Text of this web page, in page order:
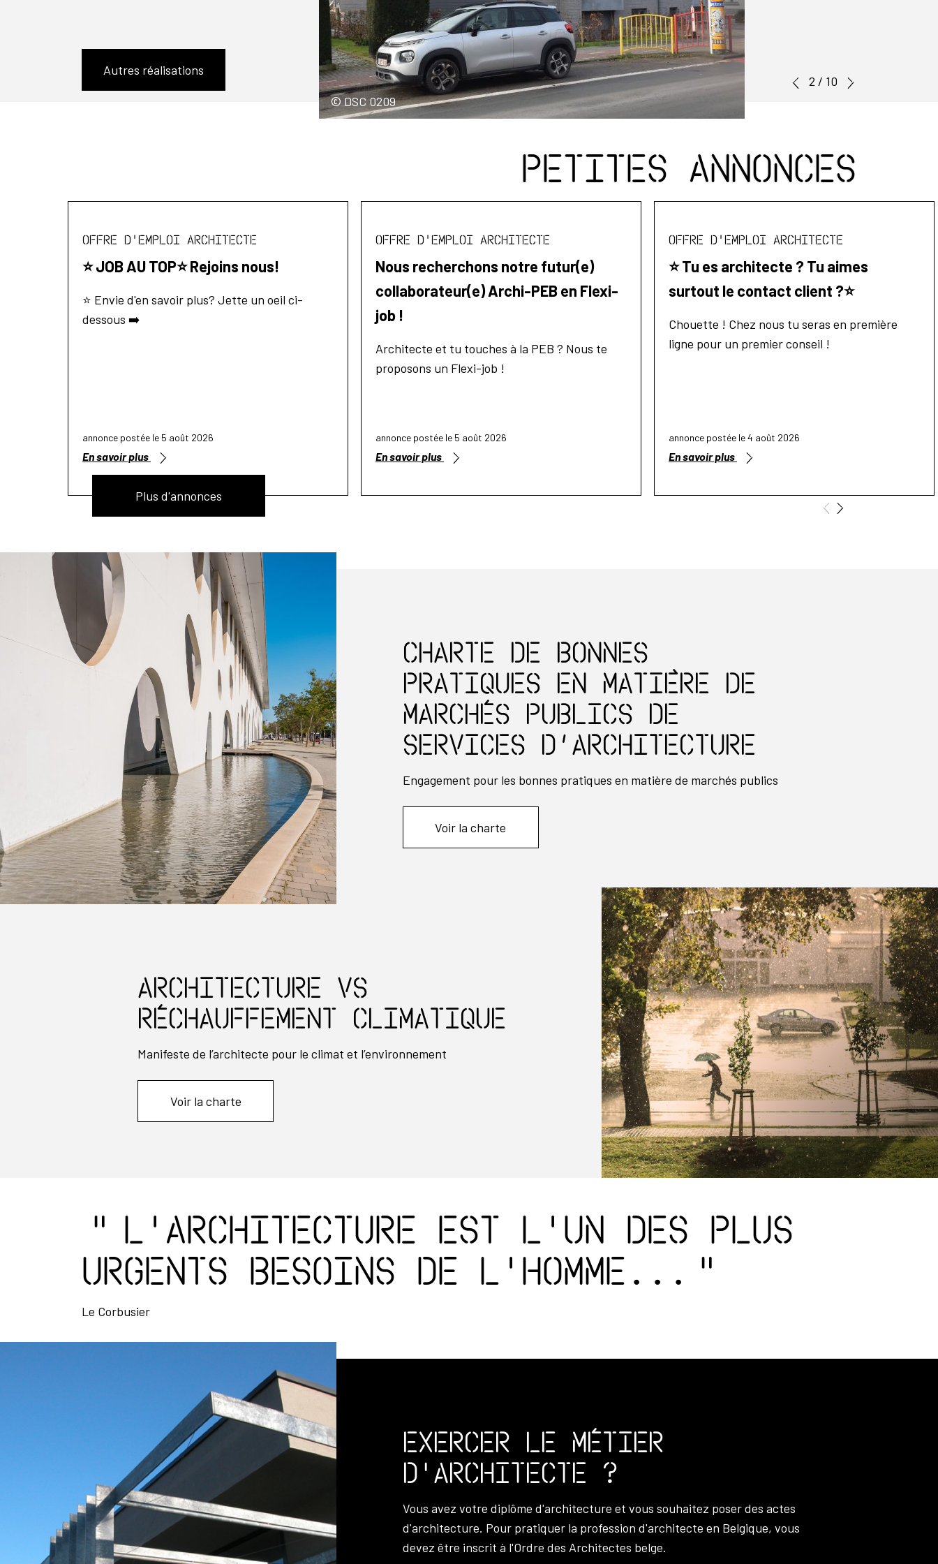
© DSC 0209
3 / 10
Autres réalisations
Petites annonces
Offre d'emploi Architecte
⭐️ JOB AU TOP⭐️ Rejoins nous!
⭐️ Envie d'en savoir plus? Jette un oeil ci-
dessous ➡️
annonce postée le 5 août 2026
En savoir plus
Offre d'emploi Architecte
Nous recherchons notre futur(e)
collaborateur(e) Archi-PEB en Flexi-
job !
Architecte et tu touches à la PEB ? Nous te
proposons un Flexi-job !
annonce postée le 5 août 2026
En savoir plus
Offre d'emploi Architecte
⭐️ Tu es architecte ? Tu aimes
surtout le contact client ?⭐
Chouette ! Chez nous tu seras en première
ligne pour un premier conseil !
annonce postée le 4 août 2026
En savoir plus
Plus d'annonces
Charte de bonnes
pratiques en matière de
marchés publics de
services d’architecture
Engagement pour les bonnes pratiques en matière de marchés publics
Voir la charte
ARCHITECTURE vs
RÉCHAUFFEMENT CLIMATIQUE
Manifeste de l’architecte pour le climat et l’environnement
Voir la charte
" L'architecture est l'un des plus
urgents besoins de l'homme..."
Le Corbusier
Exercer le métier
d'architecte ?
Vous avez votre diplôme d'architecture et vous souhaitez poser des actes
d'architecture. Pour pratiquer la profession d'architecte en Belgique, vous
devez être inscrit à l'Ordre des Architectes belge.